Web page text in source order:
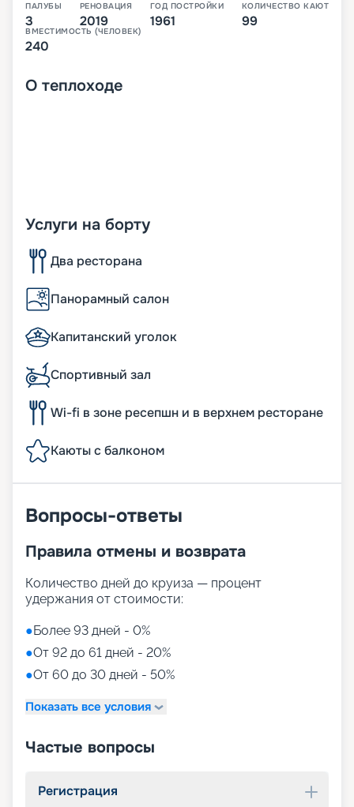
ПАЛУБЫ
3
РЕНОВАЦИЯ
2019
ГОД ПОСТРОЙКИ
1961
КОЛИЧЕСТВО КАЮТ
99
ВМЕСТИМОСТЬ (ЧЕЛОВЕК)
240
О теплоходе
Услуги на борту
Два ресторана
Панорамный салон
Капитанский уголок
Спортивный зал
Wi-fi в зоне ресепшн и в верхнем ресторане
Каюты с балконом
Вопросы-ответы
Правила отмены и возврата
Количество дней до круиза — процент
удержания от стоимости:
●Более 93 дней - 0%
●От 92 до 61 дней - 20%
●От 60 до 30 дней - 50%
Показать все условия
Частые вопросы
Регистрация